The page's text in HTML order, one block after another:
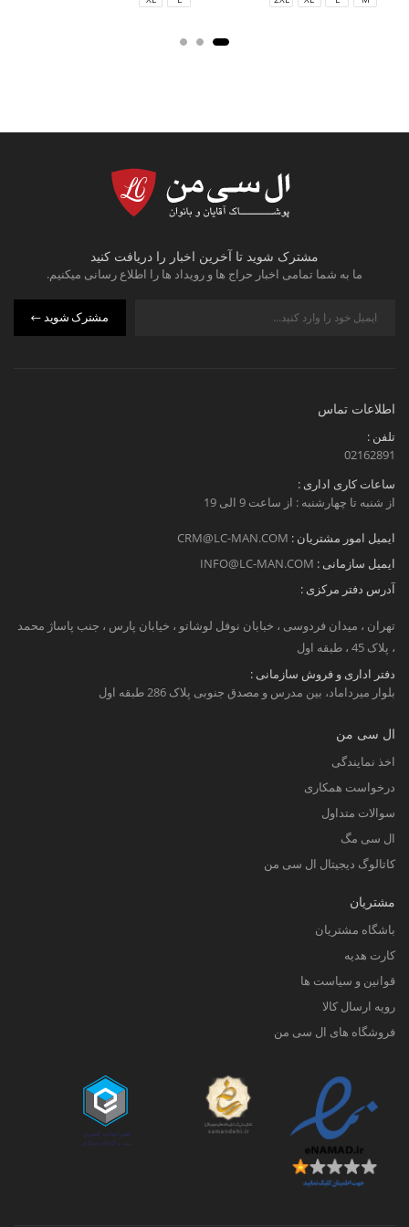
مشترک شوید تا آخرین اخبار را دریافت کنید
ما به شما تمامی اخبار حراج ها و رویداد ها را اطلاع رسانی میکنیم.
مشترک شوید
اطلاعات تماس
تلفن :
02162891
ساعات کاری اداری :
از شنبه تا چهارشنبه : از ساعت 9 الی 19
ایمیل امور مشتریان : CRM@LC-MAN.COM
ایمیل سازمانی : INFO@LC-MAN.COM
آدرس دفتر مرکزی :
تهران ، میدان فردوسی ، خبابان نوفل لوشاتو ، خیابان پارس ، جنب پاساژ محمد
، پلاک 45 ، طبقه اول
دفتر اداری و فروش سازمانی :
بلوار میرداماد، بین مدرس و مصدق جنوبی پلاک 286 طبقه اول
ال سی من
اخذ نمایندگی
درخواست همکاری
سوالات متداول
ال سی مگ
کاتالوگ دیجیتال ال سی من
مشتریان
باشگاه مشتریان
کارت هدیه
قوانین و سیاست ها
رویه ارسال کالا
فروشگاه های ال سی من